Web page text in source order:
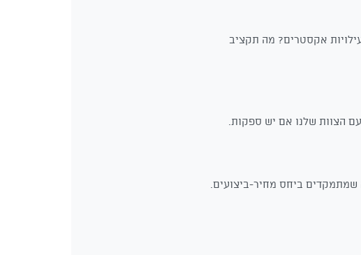
אקסטרים? מה תקציב
הצוות שלנו אם יש ספקות.
ביחס מחיר-ביצועים.